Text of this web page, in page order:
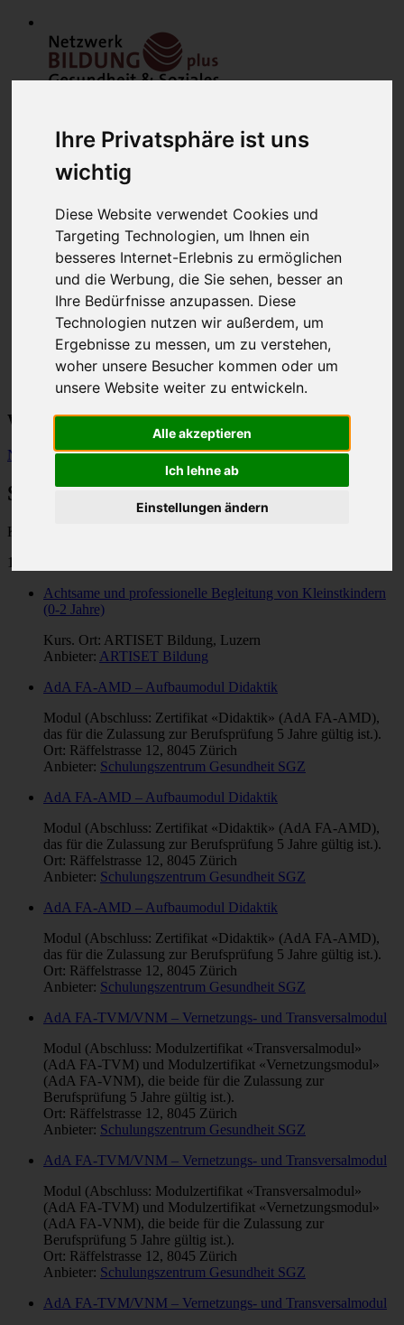
Ihre Privatsphäre ist uns
wichtig
Diese Website verwendet Cookies und
Targeting Technologien, um Ihnen ein
besseres Internet-Erlebnis zu ermöglichen
und die Werbung, die Sie sehen, besser an
Ihre Bedürfnisse anzupassen. Diese
Technologien nutzen wir außerdem, um
Ergebnisse zu messen, um zu verstehen,
woher unsere Besucher kommen oder um
unsere Website weiter zu entwickeln.
Alle akzeptieren
Ich lehne ab
Einstellungen ändern
Home
Modulfinder
Veranstaltungen
Netzwerk
Bildungsanbieter
Mitglieder
Mitglied werden
Werbung schalten
über uns
Kontakt
Lounge
Weiterbildungen im Gesundheitswesen
Neue Suche
Suchresultate
Kategorie: "
104 Treffer
Achtsame und professionelle Begleitung von Kleinstkindern
(0-2 Jahre)
Kurs. Ort: ARTISET Bildung, Luzern
Anbieter: ARTISET Bildung
AdA FA-AMD – Aufbaumodul Didaktik
Modul (Abschluss: Zertifikat «Didaktik» (AdA FA-AMD),
das für die Zulassung zur Berufsprüfung 5 Jahre gültig ist.).
Ort: Räffelstrasse 12, 8045 Zürich
Anbieter: Schulungszentrum Gesundheit SGZ
AdA FA-AMD – Aufbaumodul Didaktik
Modul (Abschluss: Zertifikat «Didaktik» (AdA FA-AMD),
das für die Zulassung zur Berufsprüfung 5 Jahre gültig ist.).
Ort: Räffelstrasse 12, 8045 Zürich
Anbieter: Schulungszentrum Gesundheit SGZ
AdA FA-AMD – Aufbaumodul Didaktik
Modul (Abschluss: Zertifikat «Didaktik» (AdA FA-AMD),
das für die Zulassung zur Berufsprüfung 5 Jahre gültig ist.).
Ort: Räffelstrasse 12, 8045 Zürich
Anbieter: Schulungszentrum Gesundheit SGZ
AdA FA-TVM/VNM – Vernetzungs- und Transversalmodul
Modul (Abschluss: Modulzertifikat «Transversalmodul»
(AdA FA-TVM) und Modulzertifikat «Vernetzungsmodul»
(AdA FA-VNM), die beide für die Zulassung zur
Berufsprüfung 5 Jahre gültig ist.).
Ort: Räffelstrasse 12, 8045 Zürich
Anbieter: Schulungszentrum Gesundheit SGZ
AdA FA-TVM/VNM – Vernetzungs- und Transversalmodul
Modul (Abschluss: Modulzertifikat «Transversalmodul»
(AdA FA-TVM) und Modulzertifikat «Vernetzungsmodul»
(AdA FA-VNM), die beide für die Zulassung zur
Berufsprüfung 5 Jahre gültig ist.).
Ort: Räffelstrasse 12, 8045 Zürich
Anbieter: Schulungszentrum Gesundheit SGZ
AdA FA-TVM/VNM – Vernetzungs- und Transversalmodul